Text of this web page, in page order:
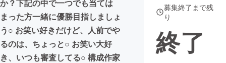
か？下記の中で一つでも当ては
まった方一緒に優勝目指しましょ
う○ お笑い好きだけど、人前でや
るのは、ちょっと○ お笑い大好
き、いつも審査してる○ 構成作家
募集終了まで残
り
終了